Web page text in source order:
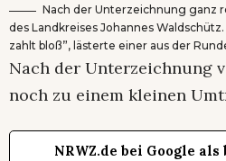
Nach der Unterzeichnung ganz
des Landkreises Johannes
zahlt bloß”, lästerte einer aus der
Nach der Unterzeichnung
noch zu einem kleinen
NRWZ.de bei Google